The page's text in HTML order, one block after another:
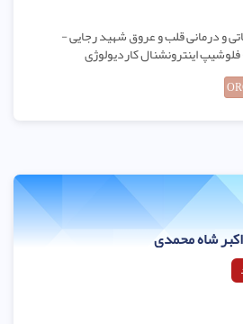
و درمانی قلب و عروق شهید رجایی -
اینترونشنال کاردیولوژی
شاه محمدی